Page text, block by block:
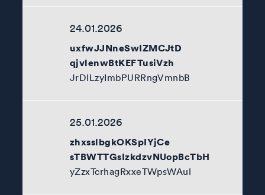
24.01.2026
uxfwJJNneSwIZMCJtD
qjvlenwBtKEFTusiVzh
JrDILzyImbPURRngVmnbB
25.01.2026
zhxsslbgkOKSpIYjCe
sTBWTTGsIzkdzvNUopBcTbH
yZzxTcrhagRxxeTWpsWAul